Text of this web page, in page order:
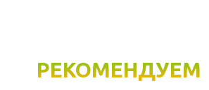
РЕКОМЕНДУЕМ